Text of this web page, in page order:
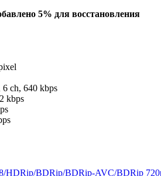
5% для восстановления
ch, 640 kbps
kbps